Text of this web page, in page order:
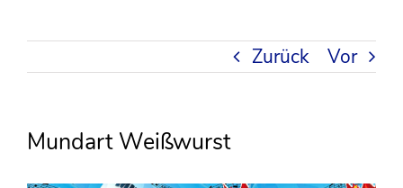
Zurück Vor
Mundart Weißwurst